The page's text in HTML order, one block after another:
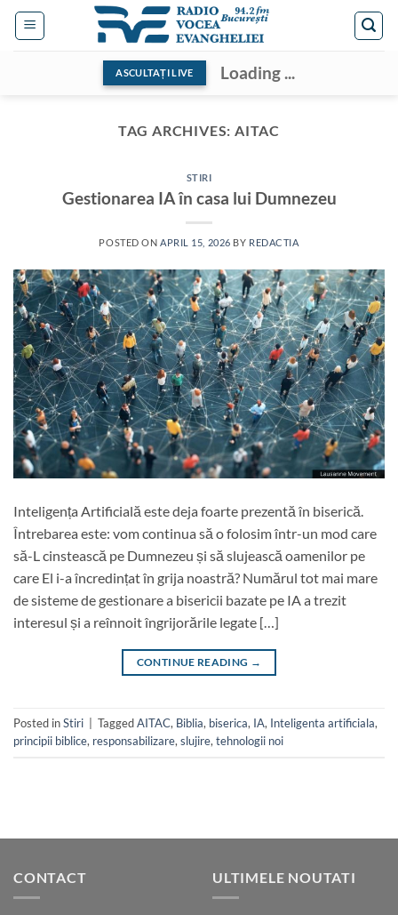
Skip
ASCULTAȚI LIVE Loading ...
TAG ARCHIVES:AITAC
STIRI
Gestionarea IA în casa lui Dumnezeu
POSTED ON APRIL 15, 2026 BY REDACTIA
Inteligența Artificială este deja foarte prezentă în biserică.
Întrebarea este: vom continua să o folosim într-un mod care
să-L cinstească pe Dumnezeu și să slujească oamenilor pe
care El i-a încredințat în grija noastră? Numărul tot mai mare
de sisteme de gestionare a bisericii bazate pe IA a trezit
interesul și a reînnoit îngrijorările legate […]
CONTINUE READING →
Posted inStiri TaggedAITAC, Biblia, biserica, IA, Inteligenta artificiala,
principii biblice, responsabilizare, slujire, tehnologii noi
CONTACT ULTIMELE NOUTATI